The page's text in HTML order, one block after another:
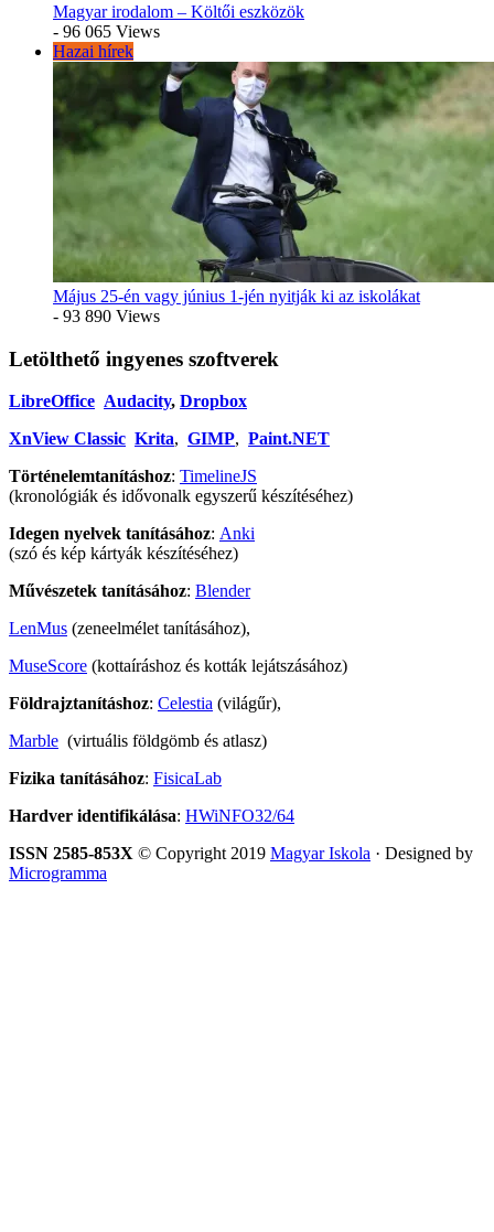
Magyar irodalom – Költői eszközök
- 96 065 Views
Hazai hírek
Május 25-én vagy június 1-jén nyitják ki az iskolákat
- 93 890 Views
Letölthető ingyenes szoftverek
LibreOffice Audacity, Dropbox
XnView Classic Krita, GIMP, Paint.NET
Történelemtanításhoz: TimelineJS
(kronológiák és idővonalk egyszerű készítéséhez)
Idegen nyelvek tanításához: Anki
(szó és kép kártyák készítéséhez)
Művészetek tanításához: Blender
LenMus (zeneelmélet tanításához),
MuseScore (kottaíráshoz és kották lejátszásához)
Földrajztanításhoz: Celestia (világűr),
Marble (virtuális földgömb és atlasz)
Fizika tanításához: FisicaLab
Hardver identifikálása: HWiNFO32/64
ISSN 2585-853X © Copyright 2019 Magyar Iskola · Designed by
Microgramma